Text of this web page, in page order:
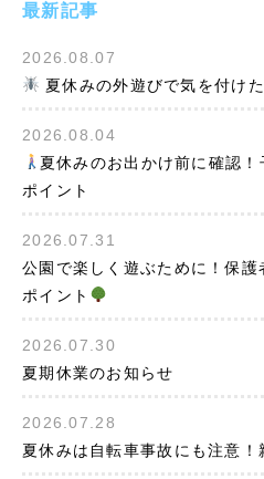
最新記事
2026.08.07
夏休みの外遊びで気を付け
2026.08.04
夏休みのお出かけ前に確認
ポイント
2026.07.31
公園で楽しく遊ぶために！保
ポイント
2026.07.30
夏期休業のお知らせ
2026.07.28
夏休みは自転車事故にも注意